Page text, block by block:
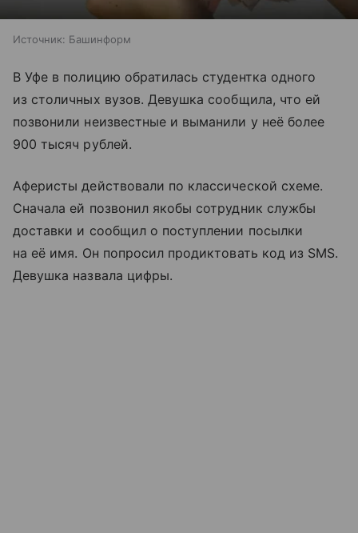
Источник: Башинформ
В Уфе в полицию обратилась студентка одного
из столичных вузов. Девушка сообщила, что ей
позвонили неизвестные и выманили у неё более
900 тысяч рублей.
Аферисты действовали по классической схеме.
Сначала ей позвонил якобы сотрудник службы
доставки и сообщил о поступлении посылки
на её имя. Он попросил продиктовать код из SMS.
Девушка назвала цифры.